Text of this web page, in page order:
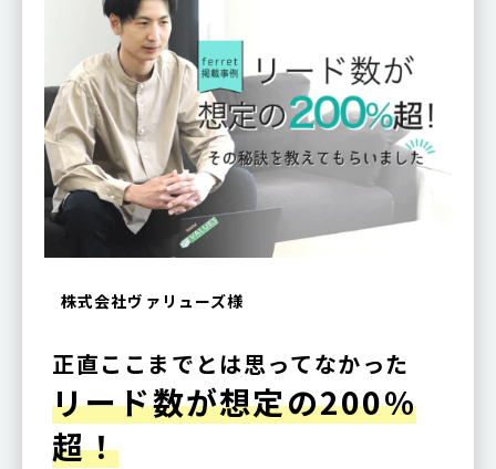
株式会社ヴァリューズ様
正直ここまでとは思ってなかった
リード数が想定の200%
超！